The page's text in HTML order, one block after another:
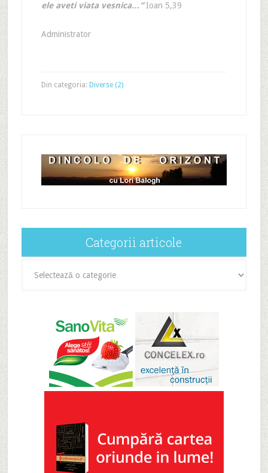
ele aveti viata vesnica…”Ioan 5,39
Administrator
Din categoria: Diverse (2)
Categorii articole
articole